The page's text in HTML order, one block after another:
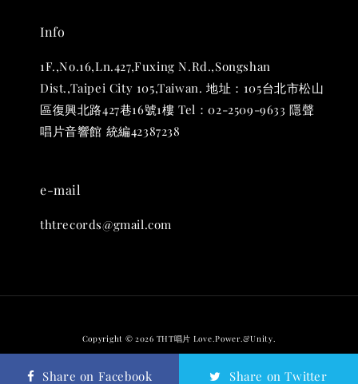
NT$ 480
Info
1F.,No.16,Ln.427,Fuxing N.Rd.,Songshan
Dist.,Taipei City 105,Taiwan. 地址：105台北市松山
區復興北路427巷16號1樓 Tel：02-2509-9633 隱聲
唱片音響館 統編42387238
e-mail
thtrecords@gmail.com
Copyright © 2026 THT唱片 Love.Power.&Unity.
Share on Facebook Share on Twitter